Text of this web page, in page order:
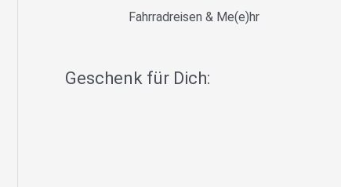
Fahrradreisen & Me(e)hr
Geschenk für Dich: